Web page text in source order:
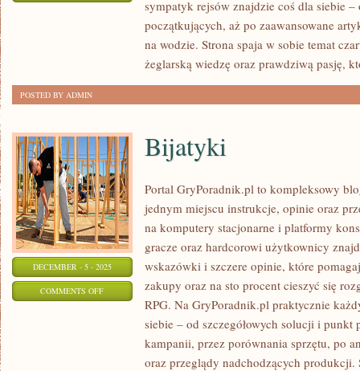
ŻEGLARSKIE
INNOWACJE
sympatyk rejsów znajdzie coś dla siebie
początkujących, aż po zaawansowane
na wodzie. Strona spaja w sobie temat
żeglarską wiedzę oraz prawdziwą pasję,
POSTED BY ADMIN
DECEMBER - 5 - 2025
COMMENTS OFFON
Bijatyki
Portal GryPoradnik.pl to kompleksowy
jednym miejscu instrukcje, opinie oraz
na komputery stacjonarne i platformy
gracze oraz hardcorowi użytkownicy
wskazówki i szczere opinie, które
zakupy oraz na sto procent cieszyć się
RPG. Na GryPoradnik.pl praktycznie
siebie – od szczegółowych solucji i punkt
kampanii, przez porównania sprzętu, po
oraz przeglądy nadchodzących produkcji.